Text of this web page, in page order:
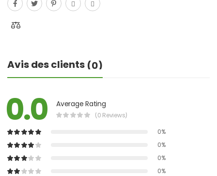
Avis des clients (0)
0.0 Average Rating
(0 Reviews)
0%
0%
0%
0%